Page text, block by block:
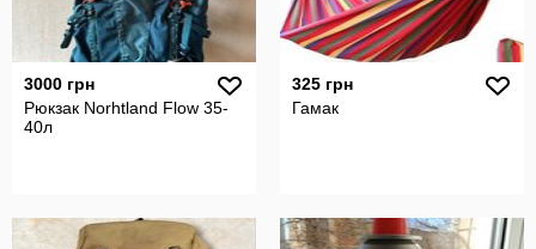
3000 грн
Рюкзак Norhtland Flow 35-
40л
325 грн
Гамак